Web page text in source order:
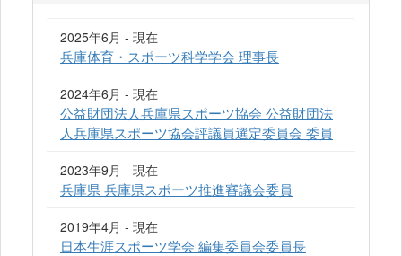
2025年6月 - 現在
兵庫体育・スポーツ科学学会 理事長
2024年6月 - 現在
公益財団法人兵庫県スポーツ協会 公益財団法
人兵庫県スポーツ協会評議員選定委員会 委員
2023年9月 - 現在
兵庫県 兵庫県スポーツ推進審議会委員
2019年4月 - 現在
日本生涯スポーツ学会 編集委員会委員長